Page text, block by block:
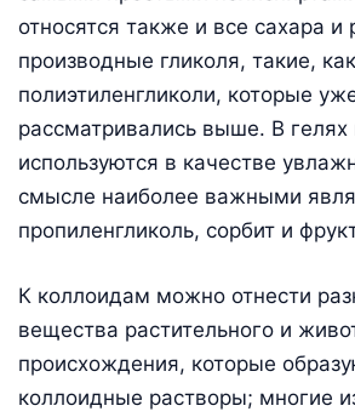
относятся также и все сахара и
производные гликоля, такие,
полиэтиленгликоли, которые
рассматривались выше. В гелях
используются в качестве
смысле наиболее важными
пропиленгликоль, сорбит и
К коллоидам можно отнести
вещества растительного и
происхождения, которые
коллоидные растворы; многие